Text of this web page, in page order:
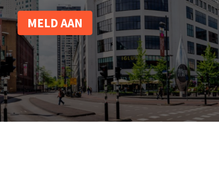
MELD AAN